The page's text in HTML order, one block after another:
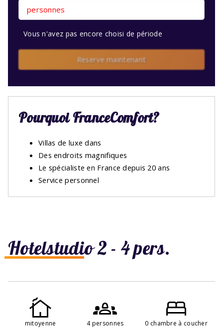
Hotelstudio 2 - 4 pers.
mitoyenne 4 personnes 0 chambre à coucher
personnes
Vous n'avez pas encore choisi de période
Reserve maintenant
Pourquoi FranceComfort?
Villas de luxe dans
Des endroits magnifiques
Le spécialiste en France depuis 20 ans
Service personnel